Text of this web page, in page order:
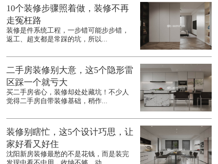
10个装修步骤照着做，装修不再
走冤枉路
装修是件系统工程，一步错可能步步错，
返工、超支都是常踩的坑，所以...
二手房装修别大意，这5个隐形雷
区踩一个就亏大
买二手房省心，装修却处处藏坑！不少人
觉得二手房自带装修基础，稍作...
装修别瞎忙，这5个设计巧思，让
家好看又好住
沈阳新房装修最愁的不是花钱，而是装完